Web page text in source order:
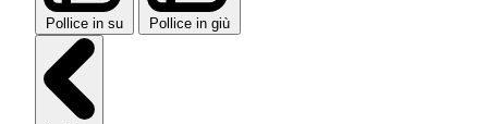
Pollice in su Pollice in giù